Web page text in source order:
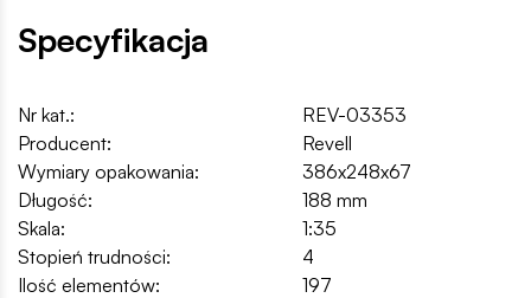
Specyfikacja
Nr kat.:
REV-03353
Producent:
Revell
Wymiary opakowania:
386x248x67
Długość:
188 mm
Skala:
1:35
Stopień trudności:
4
Ilość elementów:
197